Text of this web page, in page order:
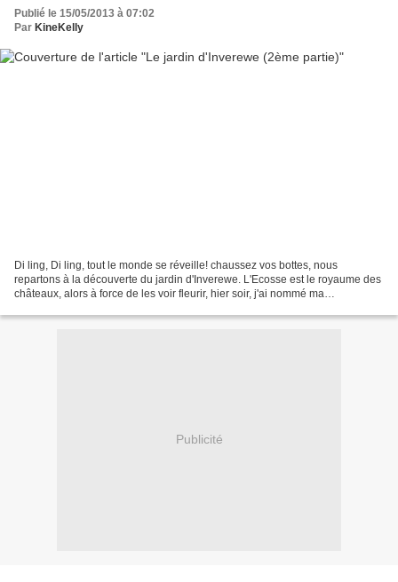
Publié le 15/05/2013 à 07:02
Par KineKelly
Di ling, Di ling, tout le monde se réveille! chaussez vos bottes, nous
repartons à la découverte du jardin d'Inverewe. L'Ecosse est le royaume des
châteaux, alors à force de les voir fleurir, hier soir, j'ai nommé ma
Publicité